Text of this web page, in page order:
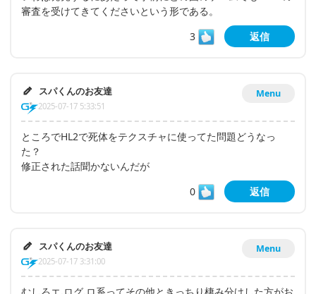
審査を受けてきてくださいという形である。
3
返信
Menu
スパくんのお友達
2025-07-17 5:33:51
ところでHL2で死体をテクスチャに使ってた問題どうなっ
た？
修正された話聞かないんだが
0
返信
Menu
スパくんのお友達
2025-07-17 3:31:00
むしろエ.ログ.ロ系ってその他ときっちり棲み分けした方がお